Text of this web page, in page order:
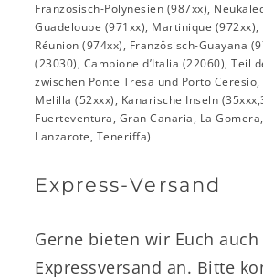
Französisch-Polynesien (987xx),
Guadeloupe (971xx), Martinique (972xx),
Réunion (974xx), Französisch-Guayana
(23030), Campione d’Italia (22060), Teil
zwischen Ponte Tresa und Porto Ceresio,
Melilla (52xxx), Kanarische Inseln
Fuerteventura, Gran Canaria, La
Lanzarote, Teneriffa)
Express-Versand
Gerne bieten wir Euch
Expressversand an. Bitte